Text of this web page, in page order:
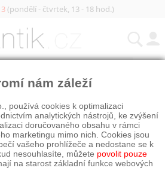
(pondělí - čtvrtek, 13 - 18 hod.)
nám záleží
používá cookies k optimalizaci
analytických nástrojů, ke zvýšení
doručovaného obsahu v rámci
marketingu mimo nich. Cookies jsou
vašeho prohlížeče a nedostane se k
nesouhlasíte, můžete povolit pouze
na starost základní funkce webových